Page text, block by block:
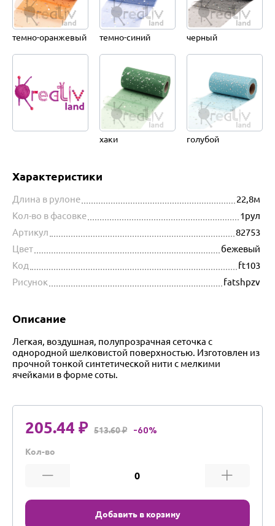
темно-оранжевый темно-синий черный
хаки голубой
Характеристики
Длина в рулоне
22,8м
Кол-во в фасовке
1рул
Артикул
82753
Цвет
бежевый
Код
ft103
Рисунок
fatshpzv
Описание
Легкая, воздушная, полупрозрачная сеточка с
однородной шелковистой поверхностью. Изготовлен из
прочной тонкой синтетической нити с мелкими
ячейками в форме соты.
205.44 ₽ 513.60 ₽ -60%
Кол-во
Добавить в корзину